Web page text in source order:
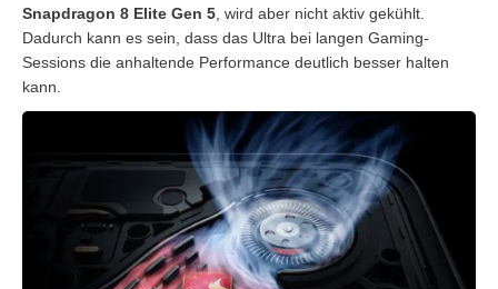
Snapdragon 8 Elite Gen 5, wird aber nicht aktiv gekühlt.
Dadurch kann es sein, dass das Ultra bei langen Gaming-
Sessions die anhaltende Performance deutlich besser halten
kann.